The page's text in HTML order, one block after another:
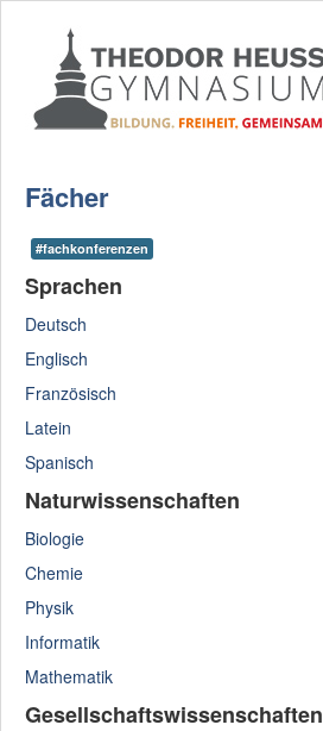
Fächer
#fachkonferenzen
Sprachen
Deutsch
Englisch
Französisch
Latein
Spanisch
Naturwissenschaften
Biologie
Chemie
Physik
Informatik
Mathematik
Gesellschaftswissenschaften